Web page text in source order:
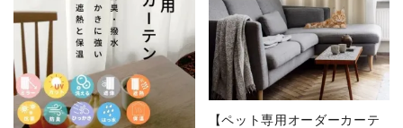
【ペット専用オーダーカーテ